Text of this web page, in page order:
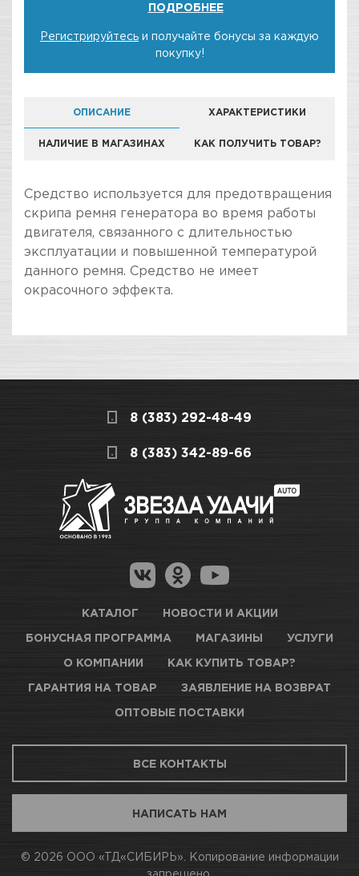
ПОДРОБНЕЕ
Регистрируйтесь и получайте бонусы за каждую
покупку!
ОПИСАНИЕ ХАРАКТЕРИСТИКИ
НАЛИЧИЕ В МАГАЗИНАХ КАК ПОЛУЧИТЬ ТОВАР?
Средство используется для предотвращения
скрипа ремня генератора во время работы
двигателя, связанного с длительностью
эксплуатации и повышенной температурой
данного ремня. Средство не имеет
окрасочного эффекта.
СКЛАДСКОЙ КОМПЛЕКС
Нет в наличии
Новосибирск, Петухова, 27/3
КАРТА ПРОЕЗДА И КОНТАКТЫ
Новосибирск, Богдана Хмельницкого, 1/1
АВТОПАРК Н54
получение товара максимально комфортными,
поэтому подготовили для Вас самую
Как купить товар?
Гарантия на товар
Магазины для получения товара
Оптовые поставки
8 (383) 292-48-49
8 (383) 342-89-66
КАТАЛОГ НОВОСТИ И АКЦИИ
БОНУСНАЯ ПРОГРАММА МАГАЗИНЫ УСЛУГИ
О КОМПАНИИ КАК КУПИТЬ ТОВАР?
ГАРАНТИЯ НА ТОВАР ЗАЯВЛЕНИЕ НА ВОЗВРАТ
ОПТОВЫЕ ПОСТАВКИ
ВСЕ КОНТАКТЫ
НАПИСАТЬ НАМ
© 2026 ООО «ТД«СИБИРЬ». Копирование информации
запрещено.